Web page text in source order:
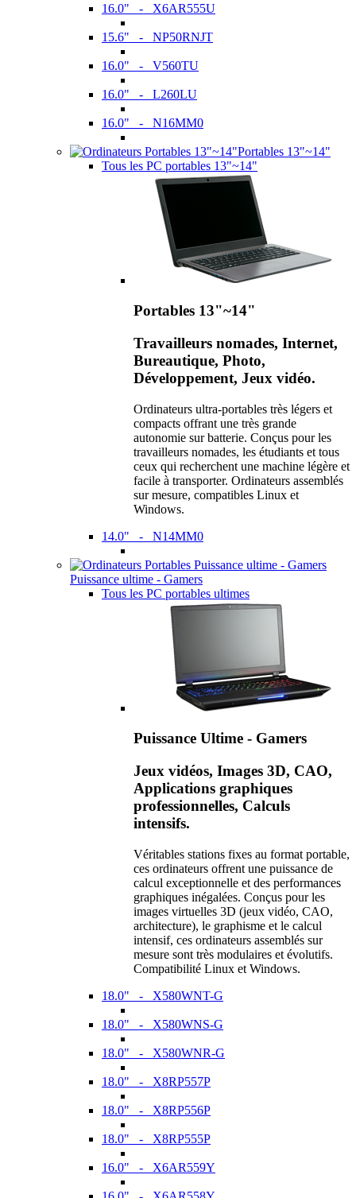
16.0" - X6AR555U
15.6" - NP50RNJT
16.0" - V560TU
16.0" - L260LU
16.0" - N16MM0
Portables 13"~14"
Tous les PC portables 13"~14"
Portables 13"~14"
Travailleurs nomades, Internet,
Bureautique, Photo,
Développement, Jeux vidéo.
Ordinateurs ultra-portables très légers et
compacts offrant une très grande
autonomie sur batterie. Conçus pour les
travailleurs nomades, les étudiants et tous
ceux qui recherchent une machine légère et
facile à transporter. Ordinateurs assemblés
sur mesure, compatibles Linux et
Windows.
14.0" - N14MM0
Puissance ultime - Gamers
Tous les PC portables ultimes
Puissance Ultime - Gamers
Jeux vidéos, Images 3D, CAO,
Applications graphiques
professionnelles, Calculs
intensifs.
Véritables stations fixes au format portable,
ces ordinateurs offrent une puissance de
calcul exceptionnelle et des performances
graphiques inégalées. Conçus pour les
images virtuelles 3D (jeux vidéo, CAO,
architecture), le graphisme et le calcul
intensif, ces ordinateurs assemblés sur
mesure sont très modulaires et évolutifs.
Compatibilité Linux et Windows.
18.0" - X580WNT-G
18.0" - X580WNS-G
18.0" - X580WNR-G
18.0" - X8RP557P
18.0" - X8RP556P
18.0" - X8RP555P
16.0" - X6AR559Y